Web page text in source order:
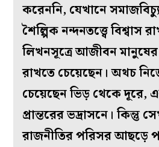
করেননি, যেখানে
শৈল্পিক নন্দনতত্ত্বে বিশ্বাস
লিখনসূত্রে আজীবন
রাখতে চেয়েছেন। অথচ
চেয়েছেন ভিড় থেকে দূরে,
প্রান্তরের ভদ্রাসনে। কিন্তু
রাজনীতির পরিসর আছড়ে